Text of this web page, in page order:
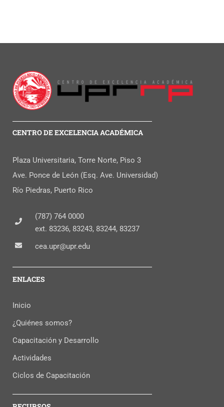
CENTRO DE EXCELENCIA ACADÉMICA
Plaza Universitaria, Torre Norte, Piso 3
Ave. Ponce de León (Esq. Ave. Universidad)
Río Piedras, Puerto Rico
(787) 764 0000
ext. 83236, 83243, 83244, 83237
cea.upr@upr.edu
ENLACES
Inicio
¿Quiénes somos?
Capacitación y Desarrollo
Actividades
Ciclos de Capacitación